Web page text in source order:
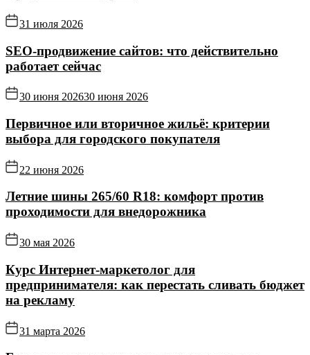
31 июля 2026
SEO-продвижение сайтов: что действительно
работает сейчас
30 июня 202630 июня 2026
Первичное или вторичное жильё: критерии
выбора для городского покупателя
22 июня 2026
Летние шины 265/60 R18: комфорт против
проходимости для внедорожника
30 мая 2026
Курс Интернет‑маркетолог для
предпринимателя: как перестать сливать бюджет
на рекламу
31 марта 2026